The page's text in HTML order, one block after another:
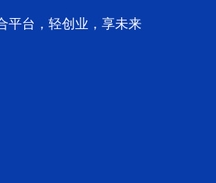
平台，轻创业，享未来